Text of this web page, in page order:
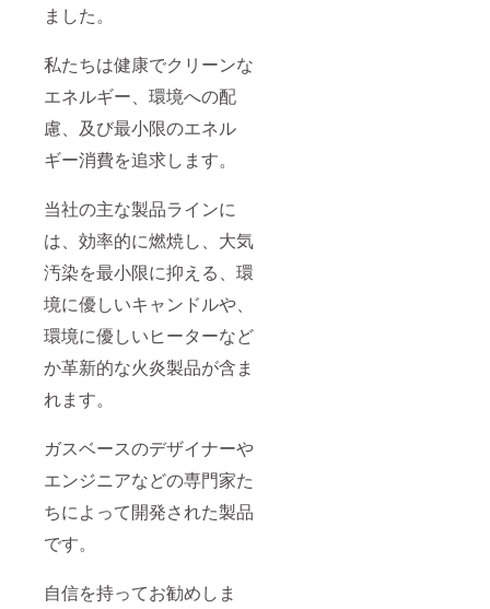
ました。
私たちは健康でクリーンな
エネルギー、環境への配
慮、及び最小限のエネル
ギー消費を追求します。
当社の主な製品ラインに
は、効率的に燃焼し、大気
汚染を最小限に抑える、環
境に優しいキャンドルや、
環境に優しいヒーターなど
か革新的な火炎製品が含ま
れます。
ガスベースのデザイナーや
エンジニアなどの専門家た
ちによって開発された製品
です。
自信を持ってお勧めしま